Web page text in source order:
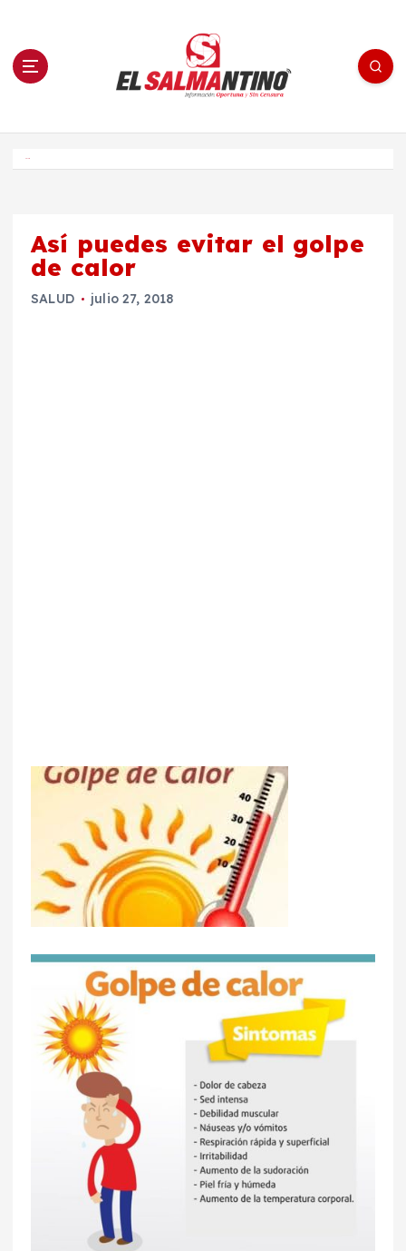
n El Salmantino - medios/noticias/editorial
Así puedes evitar el golpe
de calor
SALUD julio 27, 2018